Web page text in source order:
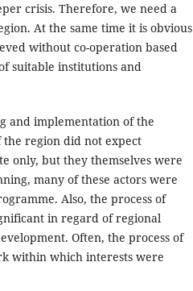
crisis. Therefore, we need a
At the same time it is obvious
without co-operation based
suitable institutions and
and implementation of the
region did not expect
only, but they themselves were
many of these actors were
Also, the process of
in regard of regional
Often, the process of
within which interests were